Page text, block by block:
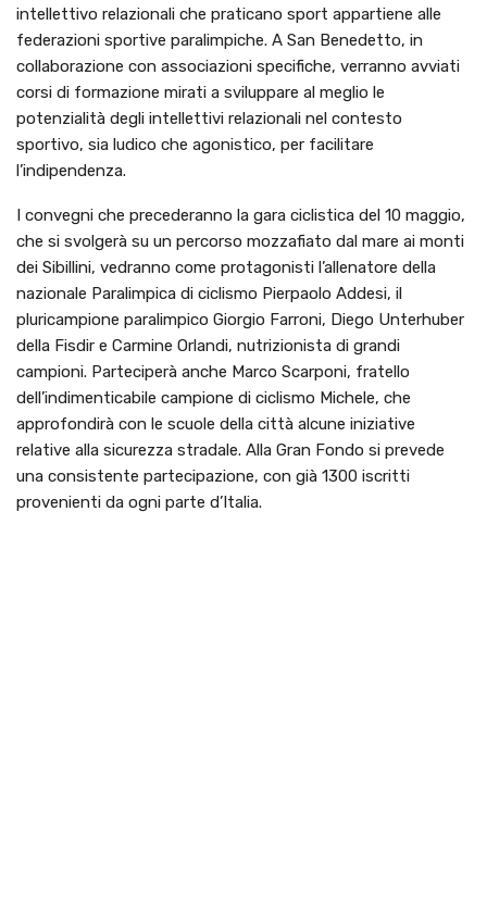
intellettivo relazionali che praticano sport appartiene alle
federazioni sportive paralimpiche. A San Benedetto, in
collaborazione con associazioni specifiche, verranno avviati
corsi di formazione mirati a sviluppare al meglio le
potenzialità degli intellettivi relazionali nel contesto
sportivo, sia ludico che agonistico, per facilitare
l’indipendenza.
I convegni che precederanno la gara ciclistica del 10 maggio,
che si svolgerà su un percorso mozzafiato dal mare ai monti
dei Sibillini, vedranno come protagonisti l’allenatore della
nazionale Paralimpica di ciclismo Pierpaolo Addesi, il
pluricampione paralimpico Giorgio Farroni, Diego Unterhuber
della Fisdir e Carmine Orlandi, nutrizionista di grandi
campioni. Parteciperà anche Marco Scarponi, fratello
dell’indimenticabile campione di ciclismo Michele, che
approfondirà con le scuole della città alcune iniziative
relative alla sicurezza stradale. Alla Gran Fondo si prevede
una consistente partecipazione, con già 1300 iscritti
provenienti da ogni parte d’Italia.